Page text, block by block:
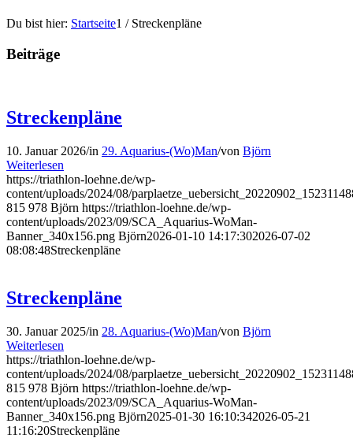
Du bist hier: Startseite1 / Streckenpläne
Beiträge
Streckenpläne
10. Januar 2026/in 29. Aquarius-(Wo)Man/von Björn
Weiterlesen
https://triathlon-loehne.de/wp-
content/uploads/2024/08/
815 978 Björn https://triathlon-loehne.de/wp-
content/uploads/2023/09/SCA_Aquarius-WoMan-
Banner_340x156.png Björn2026-01-10 14:17:302026-07-02
08:08:48Streckenpläne
Streckenpläne
30. Januar 2025/in 28. Aquarius-(Wo)Man/von Björn
Weiterlesen
https://triathlon-loehne.de/wp-
content/uploads/2024/08/
815 978 Björn https://triathlon-loehne.de/wp-
content/uploads/2023/09/SCA_Aquarius-WoMan-
Banner_340x156.png Björn2025-01-30 16:10:342026-05-21
11:16:20Streckenpläne